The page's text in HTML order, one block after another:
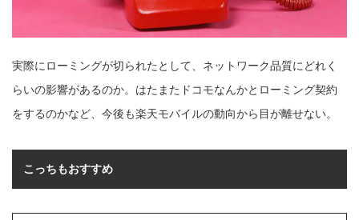
実際にローミングが切られたとして、ネットワーク品質にどれく
らいの影響があるのか。はたまたドコモなんかとローミング契約
をするのかなど、今後も楽天モバイルの動向から目が離せない。
こっちもおすすめ